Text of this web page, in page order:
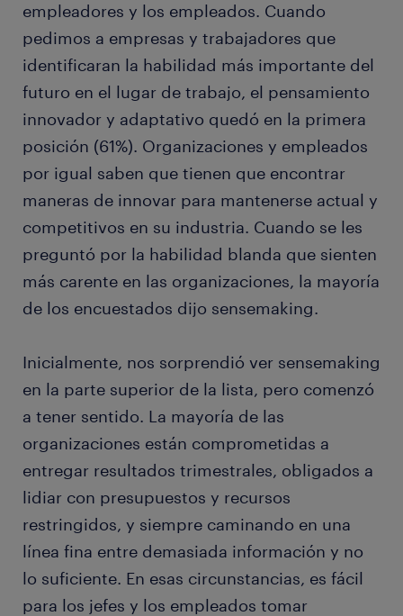
empleadores y los empleados. Cuando
pedimos a empresas y trabajadores que
identificaran la habilidad más importante del
futuro en el lugar de trabajo, el pensamiento
innovador y adaptativo quedó en la primera
posición (61%). Organizaciones y empleados
por igual saben que tienen que encontrar
maneras de innovar para mantenerse actual y
competitivos en su industria. Cuando se les
preguntó por la habilidad blanda que sienten
más carente en las organizaciones, la mayoría
de los encuestados dijo sensemaking.
Inicialmente, nos sorprendió ver sensemaking
en la parte superior de la lista, pero comenzó
a tener sentido. La mayoría de las
organizaciones están comprometidas a
entregar resultados trimestrales, obligados a
lidiar con presupuestos y recursos
restringidos, y siempre caminando en una
línea fina entre demasiada información y no
lo suficiente. En esas circunstancias, es fácil
para los jefes y los empleados tomar